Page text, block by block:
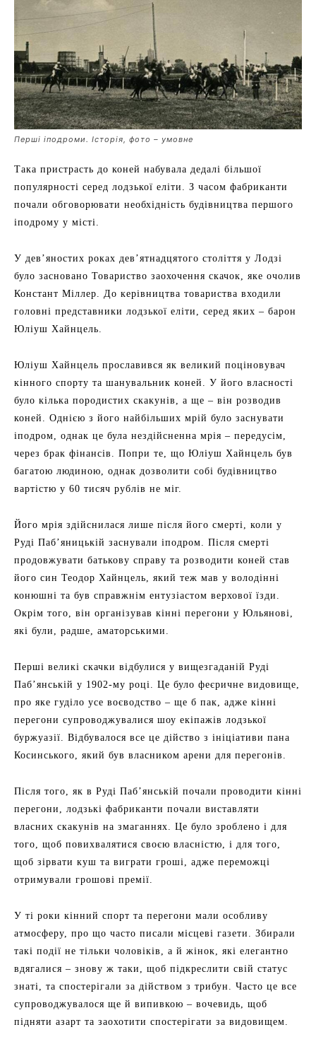
Перші іподроми. Історія, фото – умовне
Така пристрасть до коней набувала дедалі більшої
популярності серед лодзької еліти. З часом фабриканти
почали обговорювати необхідність будівництва першого
іподрому у місті.
У дев’яностих роках дев’ятнадцятого століття у Лодзі
було засновано Товариство заохочення скачок, яке очолив
Констант Міллер. До керівництва товариства входили
головні представники лодзької еліти, серед яких – барон
Юліуш Хайнцель.
Юліуш Хайнцель прославився як великий поціновувач
кінного спорту та шанувальник коней. У його власності
було кілька породистих скакунів, а ще – він розводив
коней. Однією з його найбільших мрій було заснувати
іподром, однак це була нездійсненна мрія – передусім,
через брак фінансів. Попри те, що Юліуш Хайнцель був
багатою людиною, однак дозволити собі будівництво
вартістю у 60 тисяч рублів не міг.
Його мрія здійснилася лише після його смерті, коли у
Руді Паб’яницькій заснували іподром. Після смерті
продовжувати батькову справу та розводити коней став
його син Теодор Хайнцель, який теж мав у володінні
конюшні та був справжнім ентузіастом верхової їзди.
Окрім того, він організував кінні перегони у Юльянові,
які були, радше, аматорськими.
Перші великі скачки відбулися у вищезгаданій Руді
Паб’янській у 1902-му році. Це було феєричне видовище,
про яке гуділо усе воєводство – ще б пак, адже кінні
перегони супроводжувалися шоу екіпажів лодзької
буржуазії. Відбувалося все це дійство з ініціативи пана
Косинського, який був власником арени для перегонів.
Після того, як в Руді Паб’янській почали проводити кінні
перегони, лодзькі фабриканти почали виставляти
власних скакунів на змаганнях. Це було зроблено і для
того, щоб повихвалятися своєю власністю, і для того,
щоб зірвати куш та виграти гроші, адже переможці
отримували грошові премії.
У ті роки кінний спорт та перегони мали особливу
атмосферу, про що часто писали місцеві газети. Збирали
такі події не тільки чоловіків, а й жінок, які елегантно
вдягалися – знову ж таки, щоб підкреслити свій статус
знаті, та спостерігали за дійством з трибун. Часто це все
супроводжувалося ще й випивкою – вочевидь, щоб
підняти азарт та заохотити спостерігати за видовищем.